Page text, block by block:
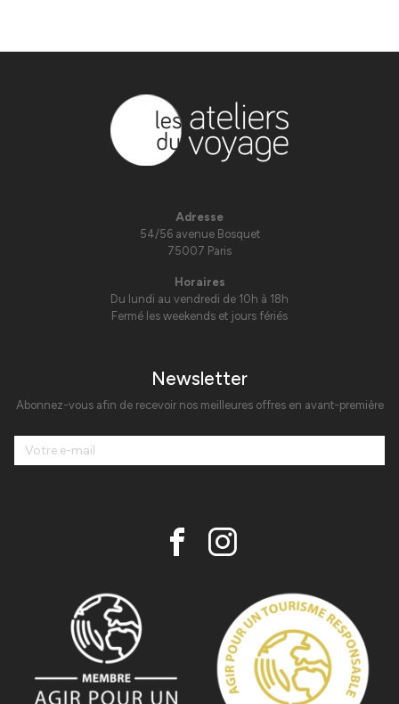
Adresse
54/56 avenue Bosquet
75007 Paris
Horaires
Du lundi au vendredi de 10h à 18h
Fermé les weekends et jours fériés
Newsletter
Abonnez-vous afin de recevoir nos meilleures offres en avant-première